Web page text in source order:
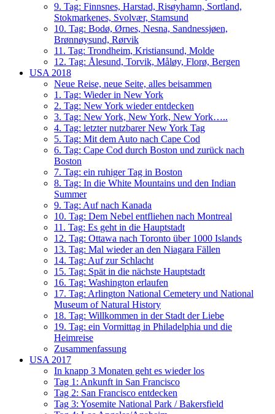
9. Tag: Finnsnes, Harstad, Risøyhamn, Sortland,
Stokmarkenes, Svolvær, Stamsund
10. Tag: Bodø, Ørnes, Nesna, Sandnessjøen,
Brønnøysund, Rørvik
11. Tag: Trondheim, Kristiansund, Molde
12. Tag: Ålesund, Torvik, Måløy, Florø, Bergen
USA 2018
Neue Reise, neue Seite, alles beisammen
1. Tag: Wieder in New York
2. Tag: New York wieder entdecken
3. Tag: New York, New York, New York…..
4. Tag: letzter nutzbarer New York Tag
5. Tag: Mit dem Auto nach Cape Cod
6. Tag: Cape Cod durch Boston und zurück nach
Boston
7. Tag: ein ruhiger Tag in Boston
8. Tag: In die White Mountains und den Indian
Summer
9. Tag: Auf nach Kanada
10. Tag: Dem Nebel entfliehen nach Montreal
11. Tag: Es geht in die Hauptstadt
12. Tag: Ottawa nach Toronto über 1000 Islands
13. Tag: Mal wieder an den Niagara Fällen
14. Tag: Auf zur Schlacht
15. Tag: Spät in die nächste Hauptstadt
16. Tag: Washington erlaufen
17. Tag: Arlington National Cemetery und National
Museum of Natural History
18. Tag: Willkommen in der Stadt der Liebe
19. Tag: ein Vormittag in Philadelphia und die
Heimreise
Zusammenfassung
USA 2017
In knapp 3 Monaten geht es wieder los
Tag 1: Ankunft in San Francisco
Tag 2: San Francisco entdecken
Tag 3: Yosemite National Park / Bakersfield